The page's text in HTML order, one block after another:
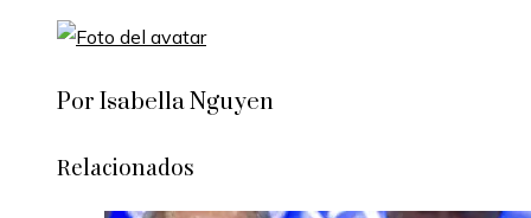
Por Isabella Nguyen
Relacionados